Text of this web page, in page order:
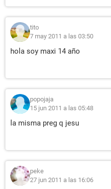
tito
7 may 2011 a las 03:50
hola soy maxi 14 año
popojaja
15 jun 2011 a las 05:48
la misma preg q jesu
peke
27 jun 2011 a las 16:06